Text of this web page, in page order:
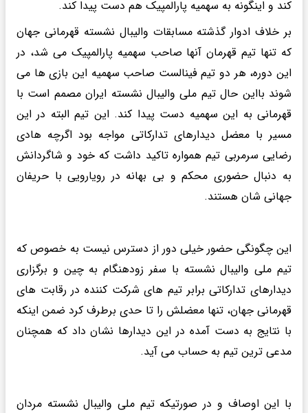
کند و اینگونه به سهمیه پارالمپیک هم دست پیدا کند.
بر خلاف ادوار گذشته مسابقات والیبال نشسته قهرمانی جهان
که تنها تیم قهرمان آنها صاحب سهمیه پارالمپیک می شد، در
این دوره، هر دو تیم فینالست صاحب سهمیه این بازی ها می
شوند بااین حال تیم ملی والیبال نشسته ایران مصمم است با
قهرمانی به این سهمیه دست پیدا کند. این تیم البته در این
مسیر با معضل دیدارهای تدارکاتی مواجه بود اگرچه هادی
رضایی سرمربی تیم همواره تاکید داشت که خود و شاگردانش
به دنبال حضوری محکم و بی بهانه در رویارویی با حریفان
جهانی شان هستند.
این چگونگی حضور خیلی دور از دسترس نیست به خصوص که
تیم ملی والیبال نشسته با سفر زودهنگام به چین و برگزاری
دیدارهای تدارکاتی برابر تیم های شرکت کننده در رقابت های
قهرمانی جهان، تنها معضلش را تا حدی برطرف کرد ضمن اینکه
با نتایج به دست آمده در این دیدارها نشان داد که همچنان
مدعی ترین تیم به حساب می آید.
با این اوصاف و در صورتیکه تیم ملی والیبال نشسته مردان